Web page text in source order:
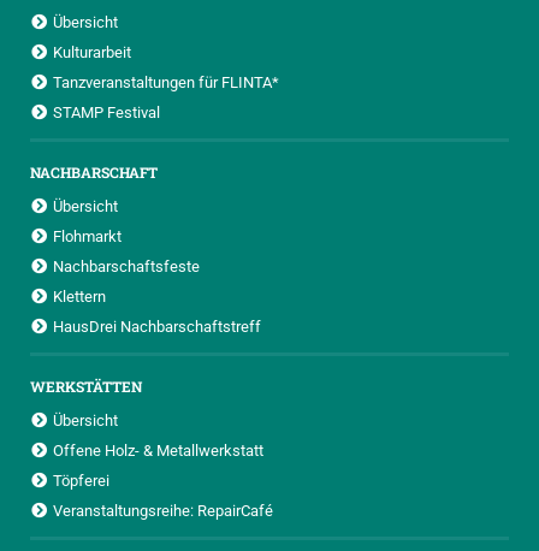
Übersicht
Kulturarbeit
Tanzveranstaltungen für FLINTA*
STAMP Festival
NACHBARSCHAFT
Übersicht
Flohmarkt
Nachbarschaftsfeste
Klettern
HausDrei Nachbarschaftstreff
WERKSTÄTTEN
Übersicht
Offene Holz- & Metallwerkstatt
Töpferei
Veranstaltungsreihe: RepairCafé